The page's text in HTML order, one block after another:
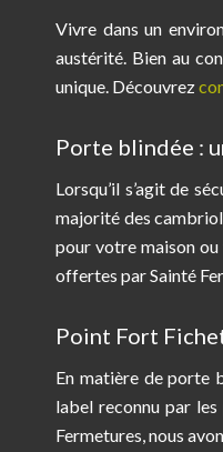
Vivre dans un
austérité. Bien au
unique. Découvrez
Porte blindée :
Lorsqu’il s’agit de
majorité des
pour votre maison
offertes par Sainté
Point Fort
En matière de porte
label reconnu par
Fermetures, nous